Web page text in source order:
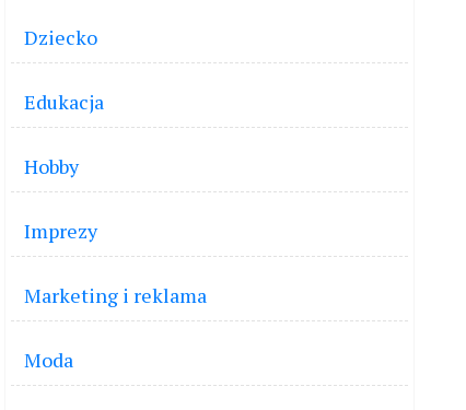
Dziecko
Edukacja
Hobby
Imprezy
Marketing i reklama
Moda